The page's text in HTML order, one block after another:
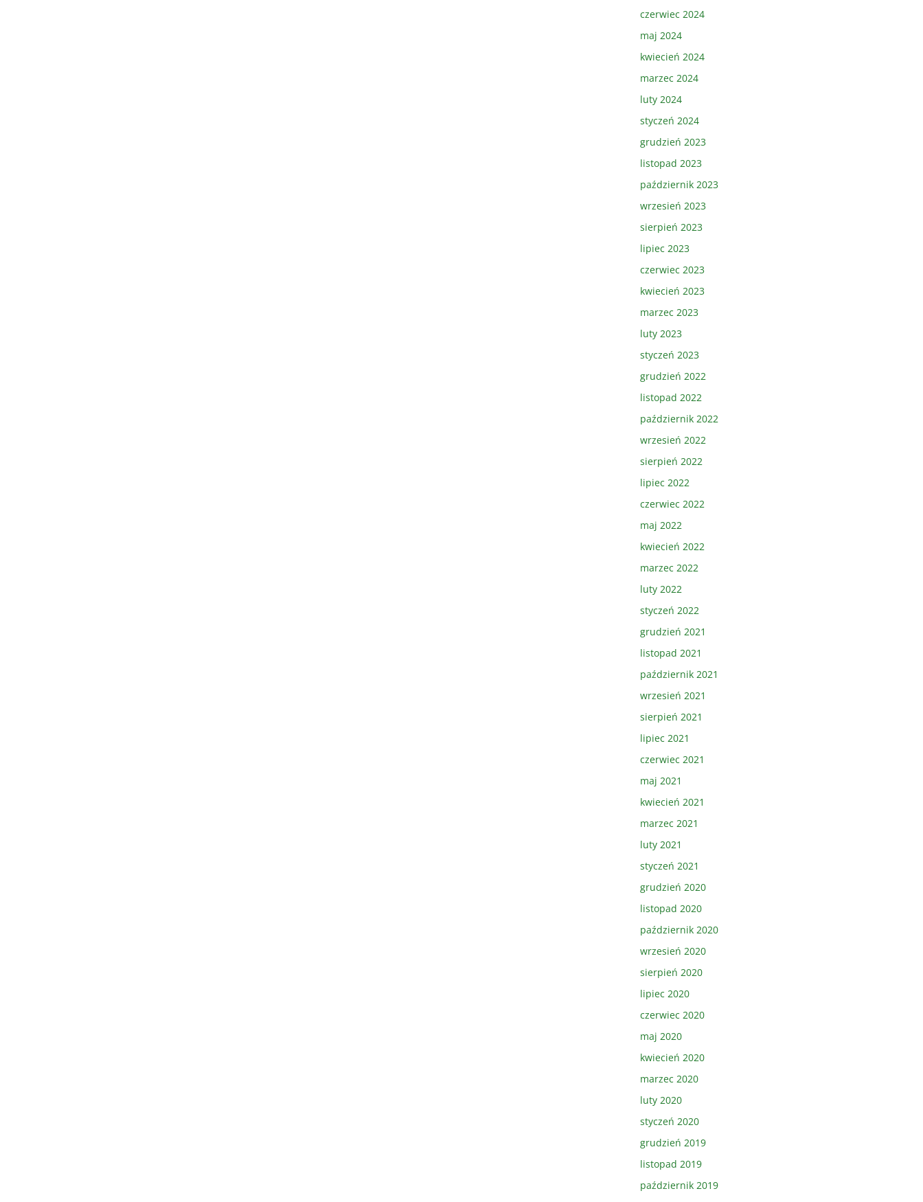
czerwiec 2024
maj 2024
kwiecień 2024
marzec 2024
luty 2024
styczeń 2024
grudzień 2023
listopad 2023
październik 2023
wrzesień 2023
sierpień 2023
lipiec 2023
czerwiec 2023
kwiecień 2023
marzec 2023
luty 2023
styczeń 2023
grudzień 2022
listopad 2022
październik 2022
wrzesień 2022
sierpień 2022
lipiec 2022
czerwiec 2022
maj 2022
kwiecień 2022
marzec 2022
luty 2022
styczeń 2022
grudzień 2021
listopad 2021
październik 2021
wrzesień 2021
sierpień 2021
lipiec 2021
czerwiec 2021
maj 2021
kwiecień 2021
marzec 2021
luty 2021
styczeń 2021
grudzień 2020
listopad 2020
październik 2020
wrzesień 2020
sierpień 2020
lipiec 2020
czerwiec 2020
maj 2020
kwiecień 2020
marzec 2020
luty 2020
styczeń 2020
grudzień 2019
listopad 2019
październik 2019